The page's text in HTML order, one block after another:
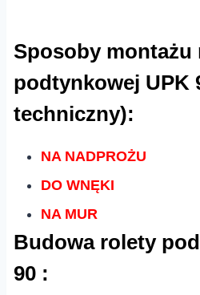
Sposoby montażu
podtynkowej UPK
techniczny):
NA NADPROŻU
DO WNĘKI
NA MUR
Budowa rolety
90 :